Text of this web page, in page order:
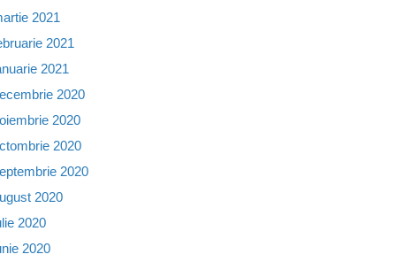
2021
2021
2021
2020
2020
2020
2020
2020
2020
2020